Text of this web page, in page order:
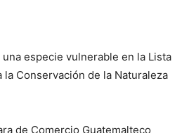
especie vulnerable en la Lista
la Conservación de la Naturaleza
de Comercio Guatemalteco